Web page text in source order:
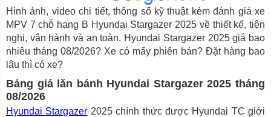
Hình ảnh, video chi tiết, thông số kỹ thuật kèm đánh giá xe
MPV 7 chỗ hạng B Hyundai Stargazer 2025 về thiết kế, tiện
nghi, vận hành và an toàn. Hyundai Stargazer 2025 giá bao
nhiêu tháng 08/2026? Xe có mấy phiên bản? Đặt hàng bao
lâu thì có xe?
Bảng giá lăn bánh Hyundai Stargazer 2025 tháng
08/2026
Hyundai Stargazer 2025 chính thức được Hyundai TC giới